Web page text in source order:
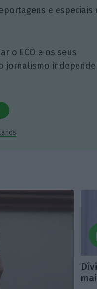
e especiais
o ECO e os seus
jornalismo